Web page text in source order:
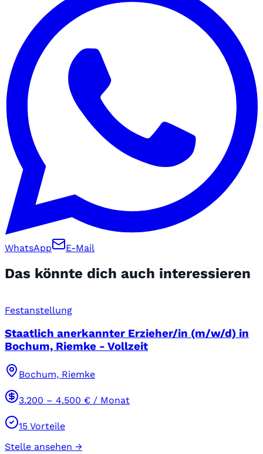
WhatsApp E-Mail
Das könnte dich auch interessieren
Festanstellung
Staatlich anerkannter Erzieher/in (m/w/d) in
Bochum, Riemke - Vollzeit
Bochum, Riemke
3.200 – 4.500 € / Monat
15 Vorteile
Stelle ansehen →